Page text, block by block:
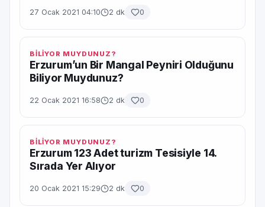
27 Ocak 2021 04:10 2 dk 0
BİLİYOR MUYDUNUZ?
Erzurum’un Bir Mangal Peyniri Olduğunu
Biliyor Muydunuz?
22 Ocak 2021 16:58 2 dk 0
BİLİYOR MUYDUNUZ?
Erzurum 123 Adet turizm Tesisiyle 14.
Sırada Yer Alıyor
20 Ocak 2021 15:29 2 dk 0